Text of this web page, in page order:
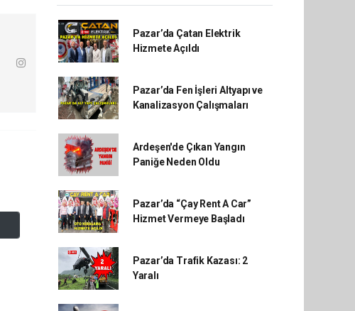
Pazar’da Çatan Elektrik
Hizmete Açıldı
Pazar’da Fen İşleri Altyapı ve
Kanalizasyon Çalışmaları
Ardeşen'de Çıkan Yangın
Paniğe Neden Oldu
Pazar’da “Çay Rent A Car”
Hizmet Vermeye Başladı
Pazar’da Trafik Kazası: 2
Yaralı